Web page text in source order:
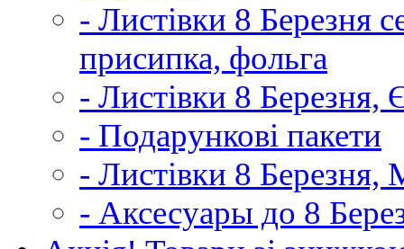
- Листівки 8 Березня
присипка, фольга
- Листівки 8 Березня,
- Подарункові пакети
- Листівки 8 Березня,
- Аксесуары до 8